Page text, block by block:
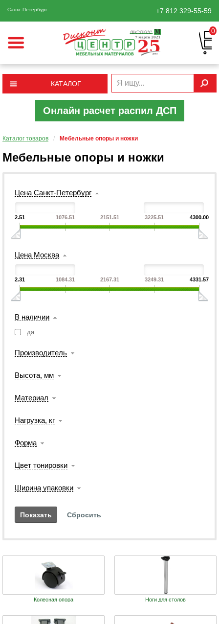
Санкт-Петербург +7 812 329-55-59
0
КАТАЛОГ
Онлайн расчет распил ДСП
Каталог товаров / Мебельные опоры и ножки
Мебельные опоры и ножки
Цена Санкт-Петербург
2.51 1076.51 2151.51 3225.51 4300.00
Цена Москва
2.31 1084.31 2167.31 3249.31 4331.57
В наличии
да
Производитель
Высота, мм
Материал
Нагрузка, кг
Форма
Цвет тонировки
Ширина упаковки
Колесная опора Ноги для столов